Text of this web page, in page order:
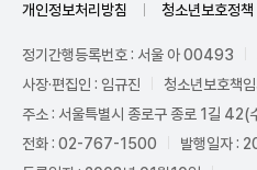
개인정보처리방침 청소년보호정책
정기간행등록번호 : 서울 아 00493
사장·편집인 : 임규진
청소년보호책
주소 : 서울특별시 종로구 종로 1길
전화 : 02-767-1500
발행일자 :